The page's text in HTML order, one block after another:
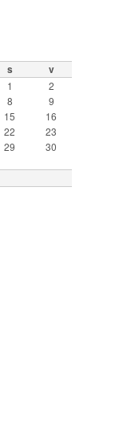
s v
1
2
8
9
15
16
22
23
29
30